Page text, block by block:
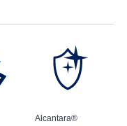
Alcantara®